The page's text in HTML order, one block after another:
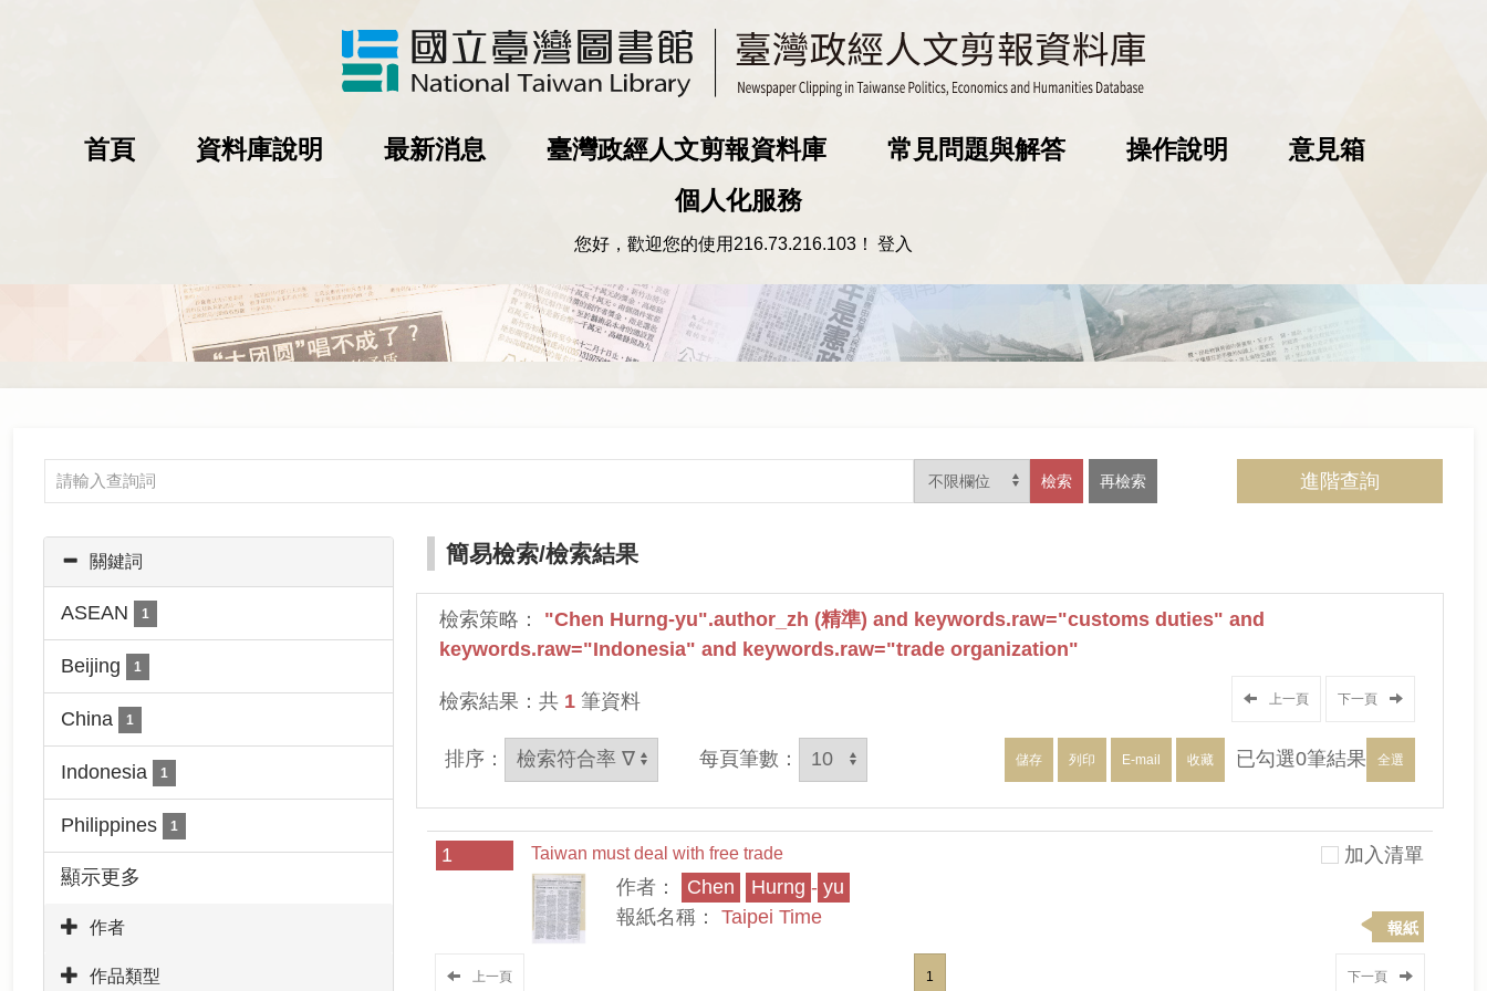
首頁 資料庫說明 最新消息 臺灣政經人文剪報資料庫 常見問題與解答 操作說明
意見箱
個人化服務
您好，歡迎您的使用 216.73.216.103 ！ 登入
檢索 再檢索 進階查詢
簡易檢索/檢索結果
檢索策略：
"Chen Hurng-yu".author_zh (精準) and keywords.raw="customs duties" and
keywords.raw="Indonesia" and keywords.raw="trade organization"
檢索結果：共 1筆資料 上一頁 下一頁
排序： 每頁筆數： 儲存 列印 E-mail 收藏 已勾選0筆結果 全選
1 Taiwan must deal with free trade
作者： Chen Hurng - yu
報紙名稱： Taipei Time
加入清單
報紙
上一頁 1 下一頁
關鍵詞
ASEAN 1
Beijing 1
China 1
Indonesia 1
Philippines 1
顯示更多
作者
作品類型